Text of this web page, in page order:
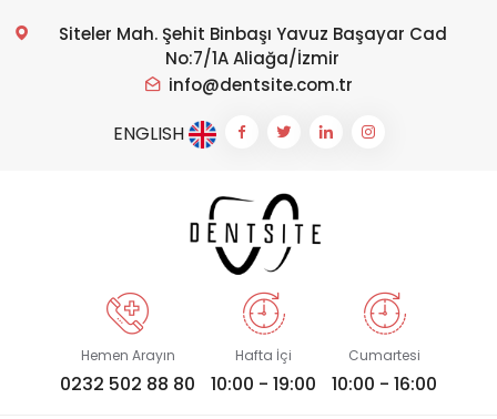
Siteler Mah. Şehit Binbaşı Yavuz Başayar Cad
No:7/1A Aliağa/İzmir
info@dentsite.com.tr
ENGLISH
Hemen Arayın
0232 502 88 80
Hafta İçi
10:00 - 19:00
Cumartesi
10:00 - 16:00